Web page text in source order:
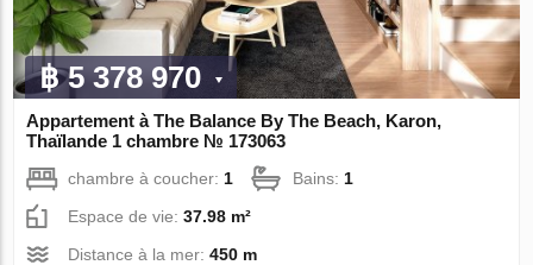
฿ 5 378 970
Appartement à The Balance By The Beach, Karon,
Thaïlande 1 chambre № 173063
chambre à coucher: 1 Bains: 1
Espace de vie:37.98 m²
Distance à la mer:450 m